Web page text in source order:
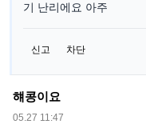
기 난리에요 아주
신고 차단
햬콩이요
05.27 11:47